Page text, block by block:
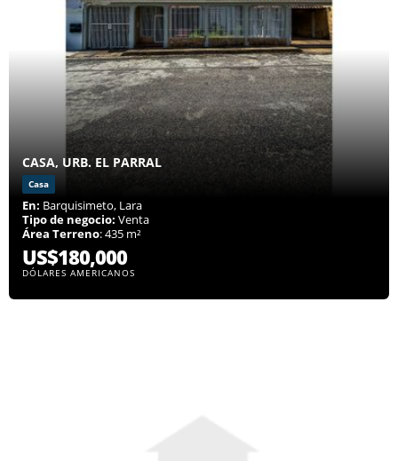
CASA, URB. EL PARRAL
Casa
En: Barquisimeto, Lara
Tipo de negocio: Venta
Área Terreno: 435 m²
US$180,000
DÓLARES AMERICANOS